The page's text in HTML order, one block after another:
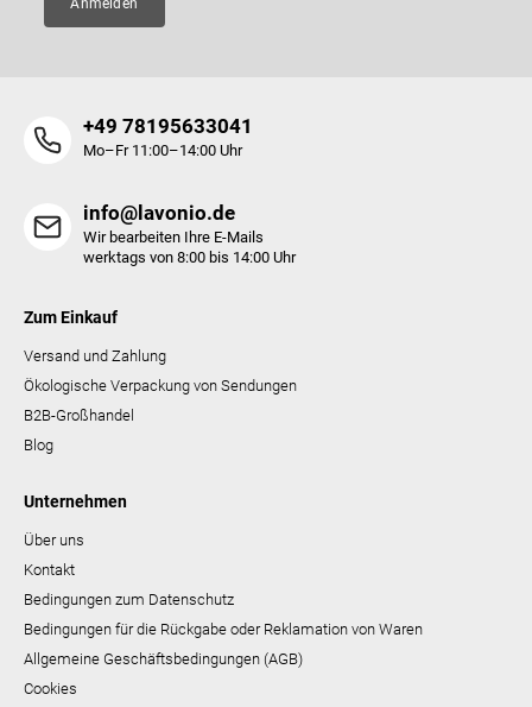
Anmelden
+49 78195633041
Mo–Fr 11:00–14:00 Uhr
info@lavonio.de
Wir bearbeiten Ihre E-Mails
werktags von 8:00 bis 14:00 Uhr
Zum Einkauf
Versand und Zahlung
Ökologische Verpackung von Sendungen
B2B-Großhandel
Blog
Unternehmen
Über uns
Kontakt
Bedingungen zum Datenschutz
Bedingungen für die Rückgabe oder Reklamation von Waren
Allgemeine Geschäftsbedingungen (AGB)
Cookies